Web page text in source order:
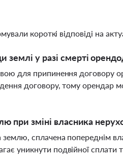
короткі відповіді на
землі у разі смерті
для припинення договору
договору, тому
при зміні власника
сплачена попереднім
уникнути подвійної